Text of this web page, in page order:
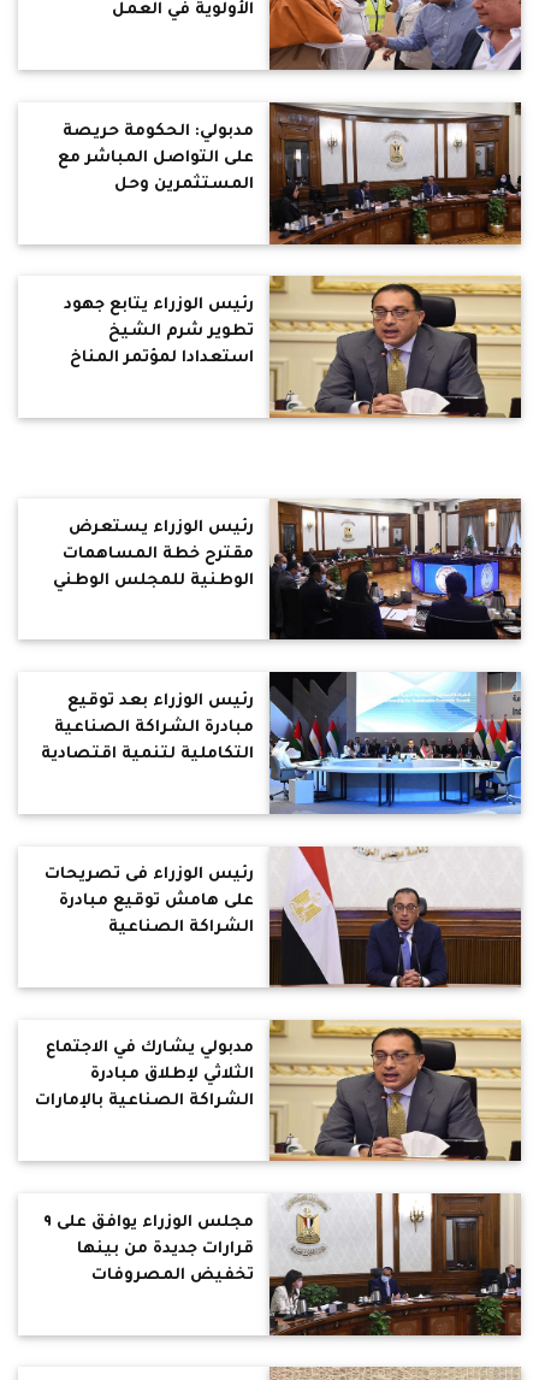
الأولوية في العمل
مدبولي: الحكومة حريصة
على التواصل المباشر مع
المستثمرين وحل
رئيس الوزراء يتابع جهود
تطوير شرم الشيخ
استعدادا لمؤتمر المناخ
رئيس الوزراء يستعرض
مقترح خطة المساهمات
الوطنية للمجلس الوطني
رئيس الوزراء بعد توقيع
مبادرة الشراكة الصناعية
التكاملية لتنمية اقتصادية
رئيس الوزراء فى تصريحات
على هامش توقيع مبادرة
الشراكة الصناعية
مدبولي يشارك في الاجتماع
الثلاثي لإطلاق مبادرة
الشراكة الصناعية بالإمارات
مجلس الوزراء يوافق على ٩
قرارات جديدة من بينها
تخفيض المصروفات